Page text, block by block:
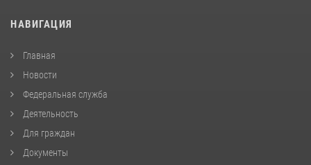
НАВИГАЦИЯ
Главная
Новости
Федеральная служба
Деятельность
Для граждан
Документы